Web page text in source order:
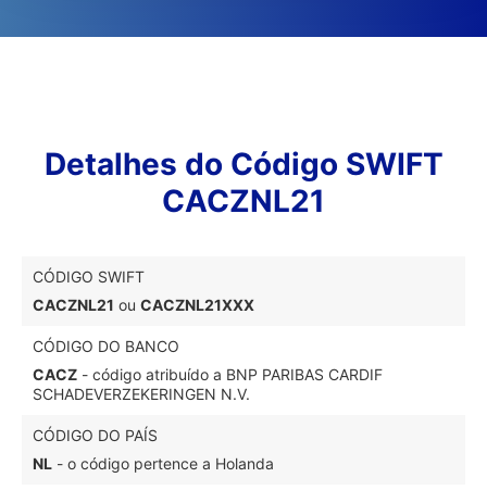
Detalhes do Código SWIFT
CACZNL21
CÓDIGO SWIFT
CACZNL21 ou CACZNL21XXX
CÓDIGO DO BANCO
CACZ - código atribuído a BNP PARIBAS CARDIF
SCHADEVERZEKERINGEN N.V.
CÓDIGO DO PAÍS
NL - o código pertence a Holanda